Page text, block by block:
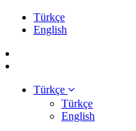
Türkçe
English
Türkçe
Türkçe
English